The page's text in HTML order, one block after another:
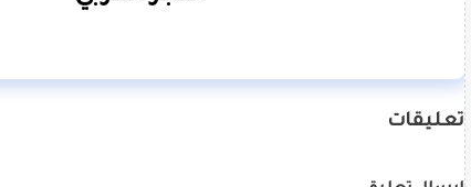
تعليقات